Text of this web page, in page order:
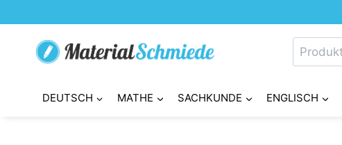
Inhalt
springen
Suchen
nach:
DEUTSCH MATHE SACHKUNDE ENGLISCH